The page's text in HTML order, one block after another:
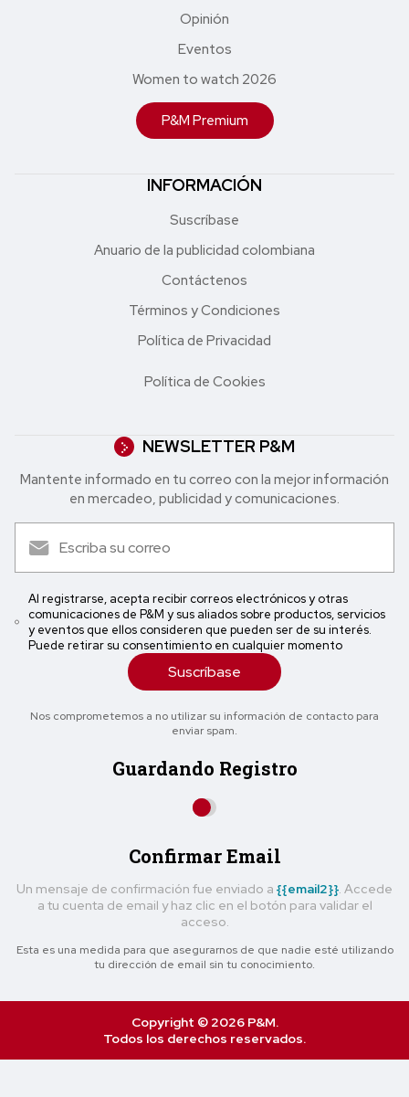
Opinión
Eventos
Women to watch 2026
P&M Premium
INFORMACIÓN
Suscríbase
Anuario de la publicidad colombiana
Contáctenos
Términos y Condiciones
Política de Privacidad
Política de Cookies
NEWSLETTER P&M
Mantente informado en tu correo con la mejor in formación
en mercadeo, publicidad y comunicaciones.
Al registrarse, acepta recibir correos electrónicos y otras
comunicaciones de P&M y sus aliados sobre productos, servicios
y eventos que ellos consideren que pueden ser de su interés.
Puede retirar su consentimiento en cualquier momento
Suscríbase
Nos comprometemos a no utilizar su información de contacto para
enviar spam.
Guardando Registro
Confirmar Email
Un mensaje de confirmación fue enviado a {{email2}}. Accede
a tu cuenta de email y haz clic en el botón para validar el
acceso.
Esta es una medida para que asegurarnos de que nadie esté utilizando
tu dirección de email sin tu conocimiento.
Copyright © 2026 P&M.
Todos los derechos reservados.